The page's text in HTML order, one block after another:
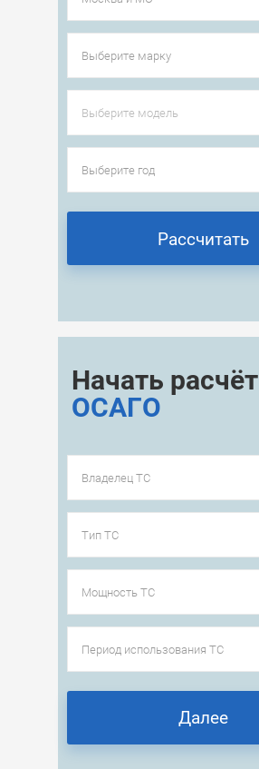
Начать расчёт
ОСАГО
Далее